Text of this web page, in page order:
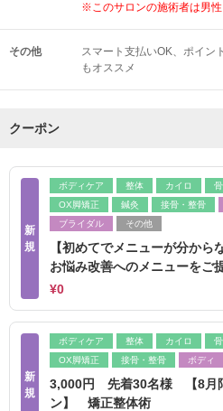
※このサロンの施術者は男性
その他 スマート支払いOK ポイン
もオススメ
クーポン
新
規
ボディケア 整体 カイロ
OX脚矯正
鍼灸 接骨・整骨
ブライダル
その他
【初めてでメニューが分から
お悩み改善へのメニューをご
¥0
新
規
ボディケア 整体 カイロ
OX脚矯正
接骨・整骨 ボディ
3,000円 先着30名様 【8月
ン】 矯正整体術